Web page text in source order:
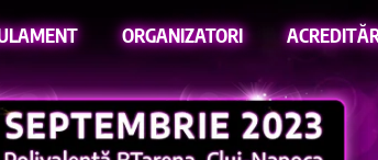
ORGANIZATORI